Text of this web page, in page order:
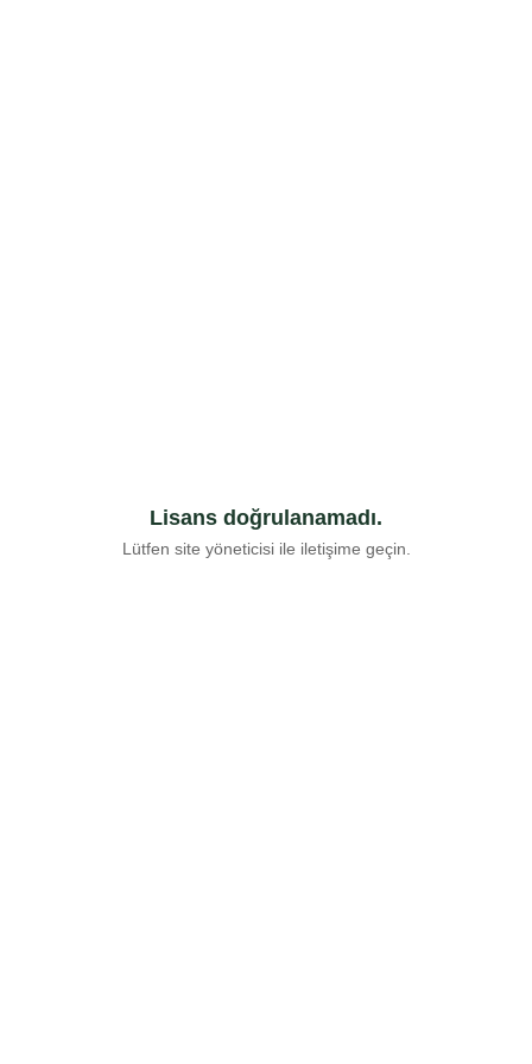
Lisans doğrulanamadı.
Lütfen site yöneticisi ile iletişime geçin.